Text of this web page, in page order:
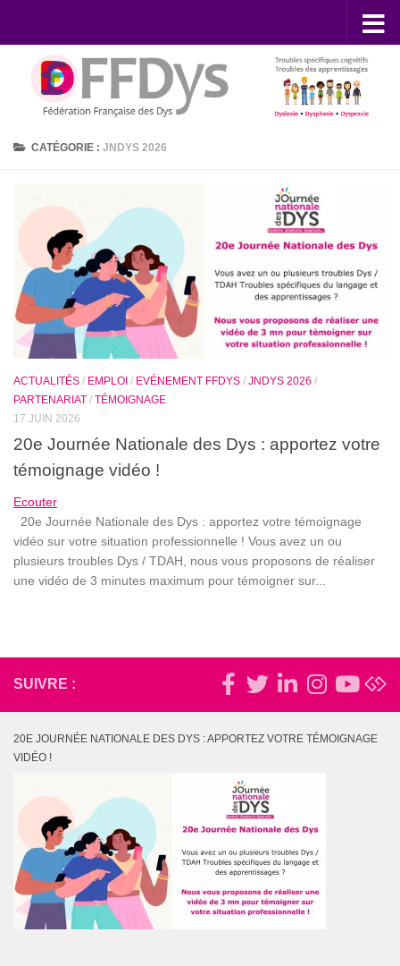
CATÉGORIE :JNDYS 2026
ACTUALITÉS / EMPLOI / EVÉNEMENT FFDYS / JNDYS 2026 /
PARTENARIAT / TÉMOIGNAGE
17 JUIN 2026
20e Journée Nationale des Dys : apportez votre
témoignage vidéo !
Ecouter
20e Journée Nationale des Dys : apportez votre témoignage
vidéo sur votre situation professionnelle ! Vous avez un ou
plusieurs troubles Dys / TDAH, nous vous proposons de réaliser
une vidéo de 3 minutes maximum pour témoigner sur...
SUIVRE :
20E JOURNÉE NATIONALE DES DYS : APPORTEZ VOTRE TÉMOIGNAGE
VIDÉO !